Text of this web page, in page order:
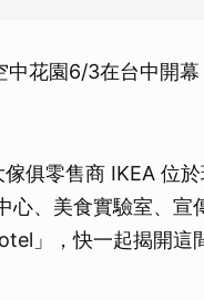
中花園6/3在台中開
俱零售商 IKEA 位
心、美食實驗室、
」，快一起揭開這